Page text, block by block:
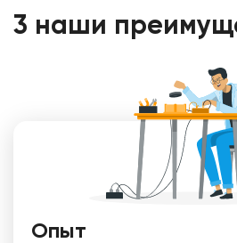
3 наши
Опыт